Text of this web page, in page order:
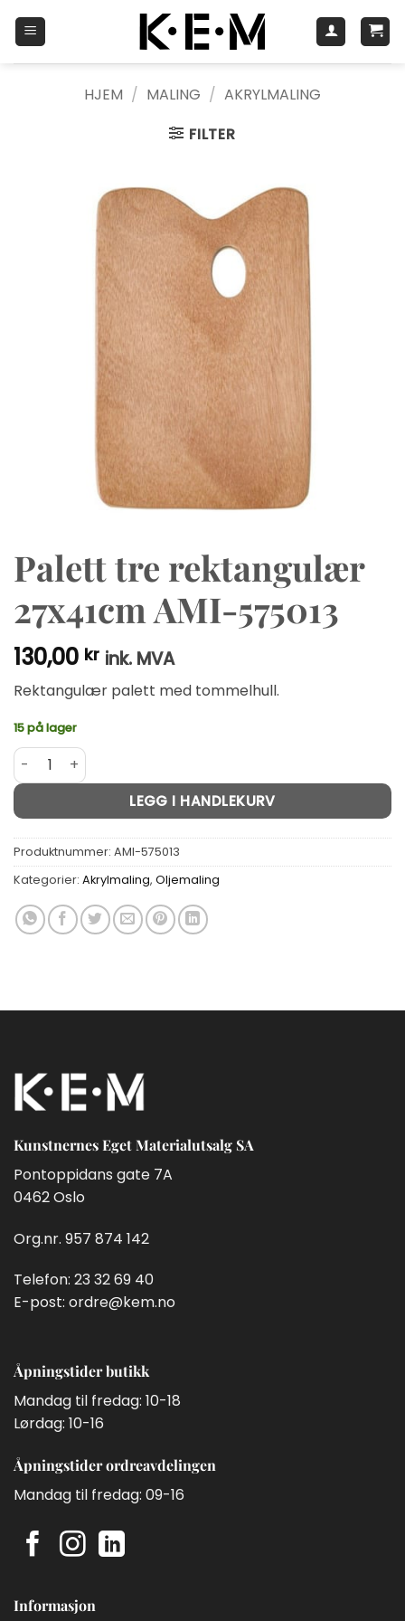
HJEM / MALING / AKRYLMALING
FILTER
Palett tre rektangulær
27x41cm AMI-575013
130,00 kr ink. MVA
Rektangulær palett med tommelhull.
15 på lager
Palett tre rektangulær 27x41cm AMI-575013 antall
LEGG I HANDLEKURV
Alternative:
Produktnummer: AMI-575013
Kategorier: Akrylmaling, Oljemaling
Kunstnernes Eget Materialutsalg SA
Pontoppidans gate 7A
0462 Oslo
Org.nr. 957 874 142
Telefon: 23 32 69 40
E-post: ordre@kem.no
Åpningstider butikk
Mandag til fredag: 10-18
Lørdag: 10-16
Åpningstider ordreavdelingen
Mandag til fredag: 09-16
Informasjon